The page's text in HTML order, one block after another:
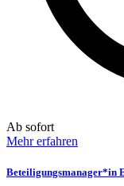
Ab sofort
Mehr erfahren
Beteiligungsmanager*in